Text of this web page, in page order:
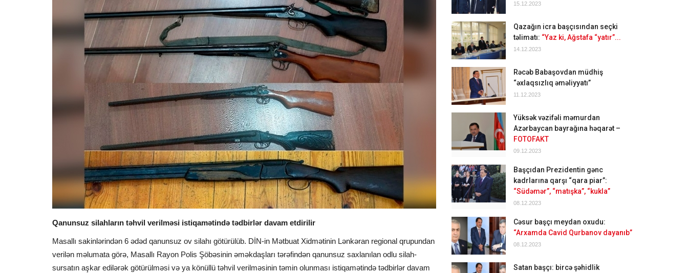
Qanunsuz silahların təhvil verilməsi istiqamətində tədbirlər davam etdirilir
Masallı sakinlərindən 6 ədəd qanunsuz ov silahı götürülüb. DİN-in Mətbuat Xidmətinin Lənkəran regional qrupundan
verilən məlumata görə, Masallı Rayon Polis Şöbəsinin əməkdaşları tərəfindən qanunsuz saxlanılan odlu silah-
sursatın aşkar edilərək götürülməsi və ya könüllü təhvil verilməsinin təmin olunması istiqamətində tədbirlər davam
15.12.2023
Qazağın icra başçısından seçki
təlimatı: “Yaz ki, Ağstafa “yatır”...
14.12.2023
Rəcəb Babaşovdan müdhiş
“əxlaqsızlıq əməliyyatı”
11.12.2023
Yüksək vəzifəli məmurdan
Azərbaycan bayrağına həqarət –
FOTOFAKT
09.12.2023
Başçıdan Prezidentin gənc
kadrlarına qarşı “qara piar”:
“Südəmər”, “matışka”, “kukla”
08.12.2023
Cəsur başçı meydan oxudu:
“Arxamda Cavid Qurbanov dayanıb”
08.12.2023
Satan başçı: bircə şəhidlik